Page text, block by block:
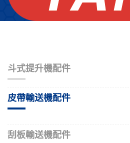
斗式提升機配件
皮帶輸送機配件
刮板輸送機配件